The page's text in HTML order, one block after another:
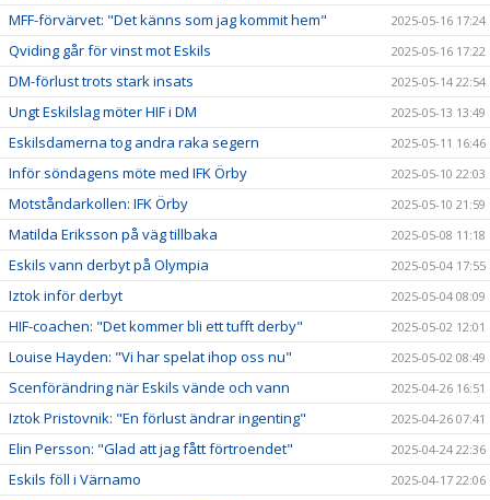
MFF-förvärvet: "Det känns som jag kommit hem" 2025-05-16 17:24
Qviding går för vinst mot Eskils 2025-05-16 17:22
DM-förlust trots stark insats 2025-05-14 22:54
Ungt Eskilslag möter HIF i DM 2025-05-13 13:49
Eskilsdamerna tog andra raka segern 2025-05-11 16:46
Inför söndagens möte med IFK Örby 2025-05-10 22:03
Motståndarkollen: IFK Örby 2025-05-10 21:59
Matilda Eriksson på väg tillbaka 2025-05-08 11:18
Eskils vann derbyt på Olympia 2025-05-04 17:55
Iztok inför derbyt 2025-05-04 08:09
HIF-coachen: "Det kommer bli ett tufft derby" 2025-05-02 12:01
Louise Hayden: "Vi har spelat ihop oss nu" 2025-05-02 08:49
Scenförändring när Eskils vände och vann 2025-04-26 16:51
Iztok Pristovnik: "En förlust ändrar ingenting" 2025-04-26 07:41
Elin Persson: "Glad att jag fått förtroendet" 2025-04-24 22:36
Eskils föll i Värnamo 2025-04-17 22:06